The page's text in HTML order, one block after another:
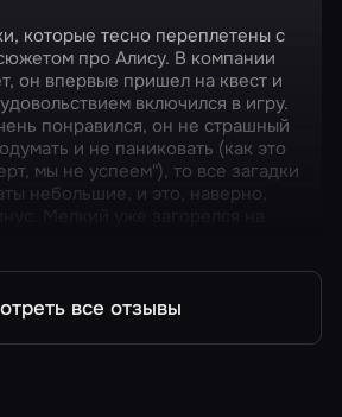
которые тесно переплетены с
про Алису. В компании
он впервые пришел на квест и
включился в игру.
понравился, он не страшный
и не паниковать (как это
мы не успеем"), то все загадки
небольшие, и это, наверно,
все отзывы